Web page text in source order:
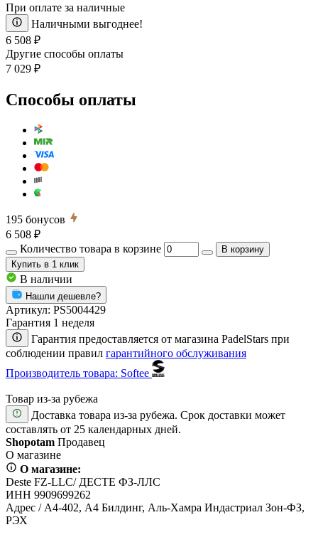
При оплате за наличные
Наличными выгоднее!
6 508 ₽
Другие способы оплаты
7 029 ₽
Способы оплаты
195 бонусов
6 508 ₽
Количество товара в корзине
В корзину
Купить в 1 клик
В наличии
Нашли дешевле?
Артикул: PS5004429
Гарантия 1 неделя
Гарантия предоставляется от магазина PadelStars при
соблюдении правил гарантийного обслуживания
Производитель товара: Softee
Товар из-за рубежа
Доставка товара из-за рубежа. Срок доставки может
составлять от 25 календарных дней.
Shopotam Продавец
О магазине
О магазине:
Deste FZ-LLC/ ДЕСТЕ ФЗ-ЛЛС
ИНН 9909699262
Адрес / А4-402, А4 Билдинг, Аль-Хамра Индастриал Зон-ФЗ,
РЭХ